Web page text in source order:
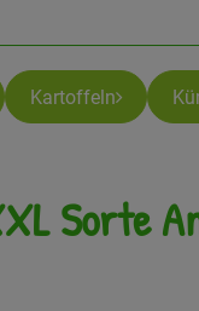
Kartoffeln
Sorte